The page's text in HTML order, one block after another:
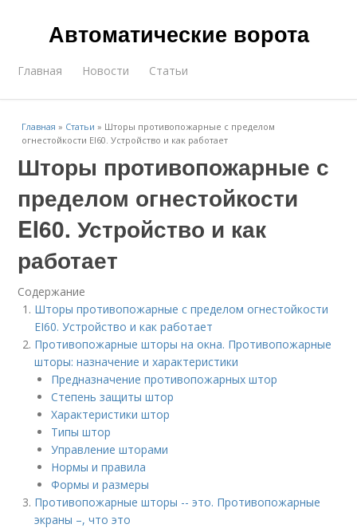
Автоматические ворота
Главная Новости Статьи
Главная » Статьи » Шторы противопожарные с пределом
огнестойкости EI60. Устройство и как работает
Шторы противопожарные с
пределом огнестойкости
EI60. Устройство и как
работает
Содержание
Шторы противопожарные с пределом огнестойкости
EI60. Устройство и как работает
Противопожарные шторы на окна. Противопожарные
шторы: назначение и характеристики
Предназначение противопожарных штор
Степень защиты штор
Характеристики штор
Типы штор
Управление шторами
Нормы и правила
Формы и размеры
Противопожарные шторы -- это. Противопожарные
экраны –, что это